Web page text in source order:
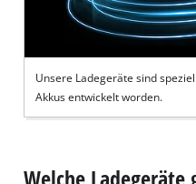
Unsere Ladegeräte sind
Akkus entwickelt worden.